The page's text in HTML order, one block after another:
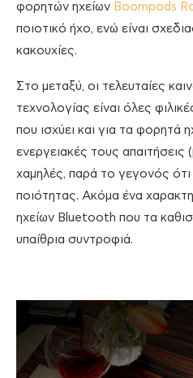
φορητών ηχείων Boompods
ποιοτικό ήχο, ενώ είναι
κακουχίες.
Στο μεταξύ, οι τελευταίες
τεχνολογίας είναι όλες
που ισχύει και για τα φορητά
ενεργειακές τους απαιτήσεις
χαμηλές, παρά το γεγονός
ποιότητας. Ακόμα ένα
ηχείων Bluetooth που τα
υπαίθρια συντροφιά.